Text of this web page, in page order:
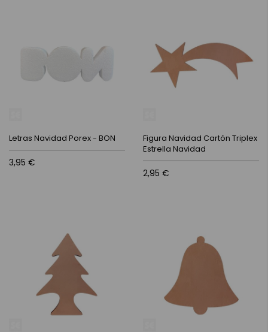
Letras Navidad Porex - BON
3,95 €
Figura Navidad Cartón Triplex
Estrella Navidad
2,95 €